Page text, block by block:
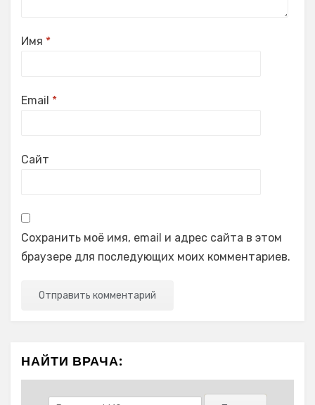
Имя *
Email *
Сайт
Сохранить моё имя, email и адрес сайта в этом
браузере для последующих моих комментариев.
НАЙТИ ВРАЧА: